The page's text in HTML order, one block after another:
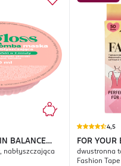
BALANCE
nabłyszczająca
4,5
FOR YOUR
Tape
dwustronna
Fashion Tape